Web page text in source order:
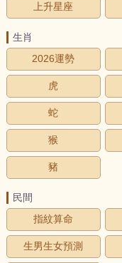
上升星座
生肖
2026運勢
虎
蛇
猴
豬
民間
指紋算命
生男生女預測